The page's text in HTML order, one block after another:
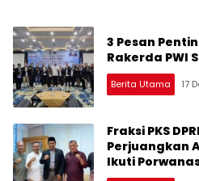
3 Pesan
Rakerda PWI
Berita Utama 17
Fraksi PKS
Perjuangkan
Ikuti